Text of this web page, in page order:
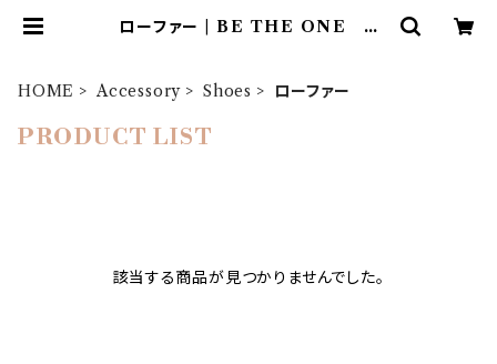
ローファー | BE THE ONE C
HOME Accessory Shoes ローファー
PRODUCT LIST
該当する商品が見つかりませんでした。